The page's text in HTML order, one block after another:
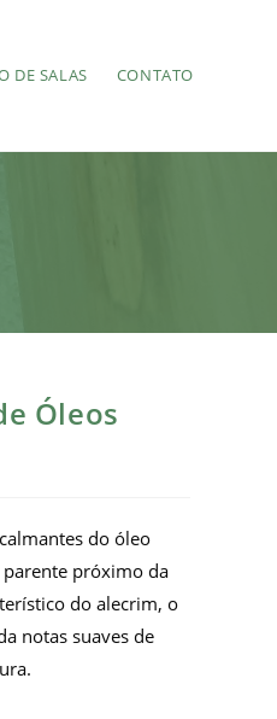
DE SALAS CONTATO
Óleos
do óleo
próximo da
do alecrim, o
notas suaves de